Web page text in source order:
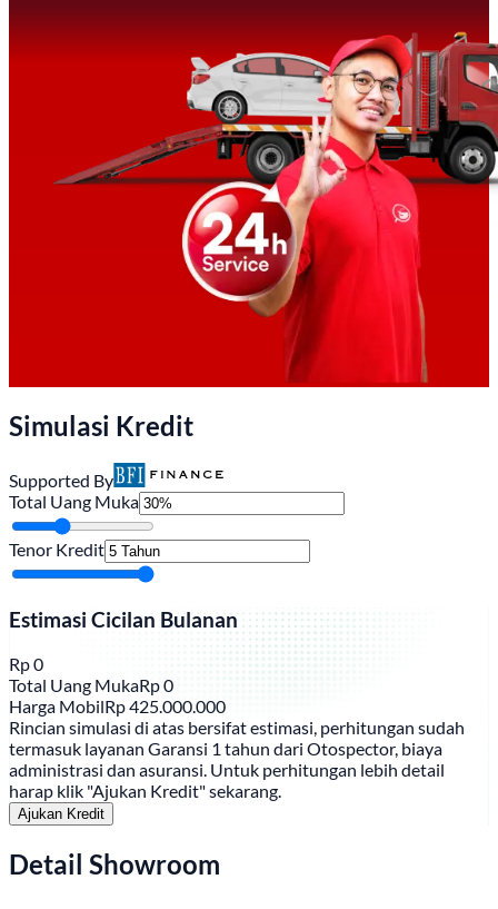
Simulasi Kredit
Supported By
Total Uang Muka
Tenor Kredit
Estimasi Cicilan Bulanan
Rp0
Total Uang MukaRp0
Harga MobilRp425.000.000
Rincian simulasi di atas bersifat estimasi, perhitungan sudah
termasuk layanan Garansi 1 tahun dari Otospector, biaya
administrasi dan asuransi. Untuk perhitungan lebih detail
harap klik "Ajukan Kredit" sekarang.
Ajukan Kredit
Detail Showroom